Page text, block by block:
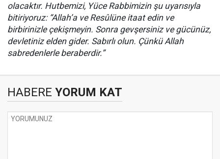
olacaktır. Hutbemizi, Yüce Rabbimizin şu uyarısıyla
bitiriyoruz: “Allah’a ve Resûlüne itaat edin ve
birbirinizle çekişmeyin. Sonra gevşersiniz ve gücünüz,
devletiniz elden gider. Sabırlı olun. Çünkü Allah
sabredenlerle beraberdir.”
HABERE YORUM KAT